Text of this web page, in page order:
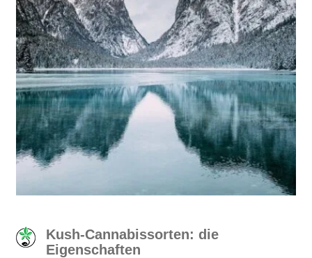
Kush-Cannabissorten: die
Eigenschaften